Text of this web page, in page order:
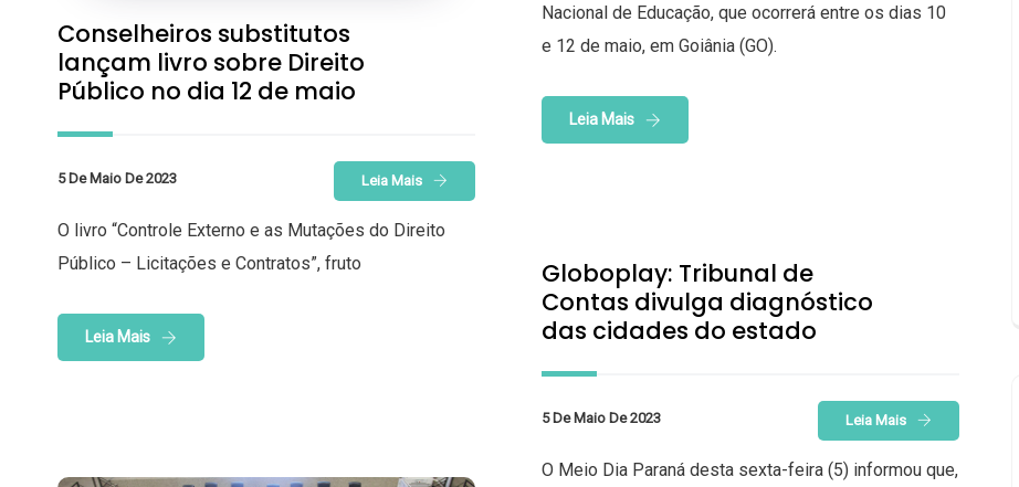
Conselheiros substitutos
lançam livro sobre Direito
Público no dia 12 de maio
5 De Maio De 2023 Leia Mais
O livro “Controle Externo e as Mutações do Direito
Público – Licitações e Contratos”, fruto
Leia Mais
Nacional de Educação, que ocorrerá entre os dias 10
e 12 de maio, em Goiânia (GO).
Leia Mais
Globoplay: Tribunal de
Contas divulga diagnóstico
das cidades do estado
5 De Maio De 2023 Leia Mais
O Meio Dia Paraná desta sexta-feira (5) informou que,